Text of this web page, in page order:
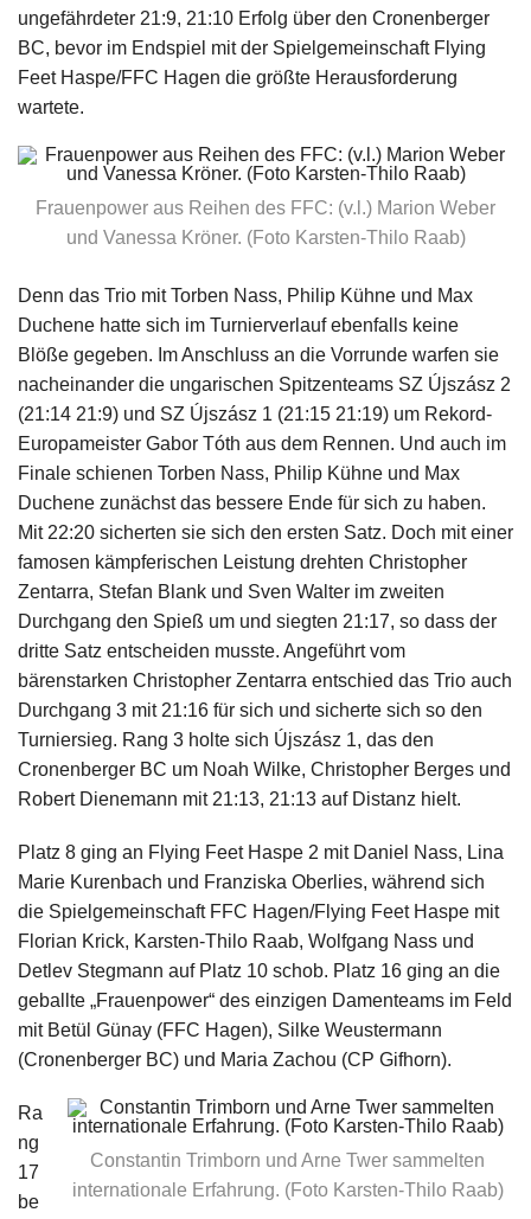
ungefährdeter 21:9, 21:10 Erfolg über den Cronenberger
BC, bevor im Endspiel mit der Spielgemeinschaft Flying
Feet Haspe/FFC Hagen die größte Herausforderung
wartete.
Frauenpower aus Reihen des FFC: (v.l.) Marion Weber
und Vanessa Kröner. (Foto Karsten-Thilo Raab)
Denn das Trio mit Torben Nass, Philip Kühne und Max
Duchene hatte sich im Turnierverlauf ebenfalls keine
Blöße gegeben. Im Anschluss an die Vorrunde warfen sie
nacheinander die ungarischen Spitzenteams SZ Újszász 2
(21:14 21:9) und SZ Újszász 1 (21:15 21:19) um Rekord-
Europameister Gabor Tóth aus dem Rennen. Und auch im
Finale schienen Torben Nass, Philip Kühne und Max
Duchene zunächst das bessere Ende für sich zu haben.
Mit 22:20 sicherten sie sich den ersten Satz. Doch mit einer
famosen kämpferischen Leistung drehten Christopher
Zentarra, Stefan Blank und Sven Walter im zweiten
Durchgang den Spieß um und siegten 21:17, so dass der
dritte Satz entscheiden musste. Angeführt vom
bärenstarken Christopher Zentarra entschied das Trio auch
Durchgang 3 mit 21:16 für sich und sicherte sich so den
Turniersieg. Rang 3 holte sich Újszász 1, das den
Cronenberger BC um Noah Wilke, Christopher Berges und
Robert Dienemann mit 21:13, 21:13 auf Distanz hielt.
Platz 8 ging an Flying Feet Haspe 2 mit Daniel Nass, Lina
Marie Kurenbach und Franziska Oberlies, während sich
die Spielgemeinschaft FFC Hagen/Flying Feet Haspe mit
Florian Krick, Karsten-Thilo Raab, Wolfgang Nass und
Detlev Stegmann auf Platz 10 schob. Platz 16 ging an die
geballte „Frauenpower“ des einzigen Damenteams im Feld
mit Betül Günay (FFC Hagen), Silke Weustermann
(Cronenberger BC) und Maria Zachou (CP Gifhorn).
Constantin Trimborn und Arne Twer sammelten
internationale Erfahrung. (Foto Karsten-Thilo Raab)
Ra
ng
17
be